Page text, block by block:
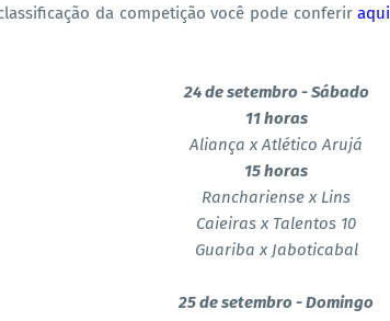
da competição você pode conferiraqui
24 de setembro - Sábado
11 horas
Aliança x Atlético Arujá
15 horas
Ranchariense x Lins
Caieiras x Talentos 10
Guariba x Jaboticabal
25 de setembro - Domingo